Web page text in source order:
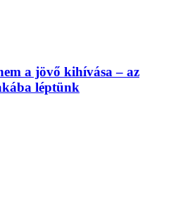
a jövő kihívása – az
léptünk